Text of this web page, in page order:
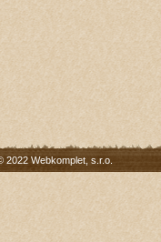
2022 Webkomplet, s.r.o.